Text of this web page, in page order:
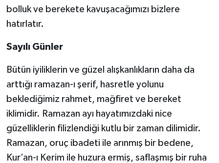
bolluk ve berekete kavuşacağımızı bizlere
hatırlatır.
Sayılı Günler
Bütün iyiliklerin ve güzel alışkanlıkların daha da
arttığı ramazan-ı şerif, hasretle yolunu
beklediğimiz rahmet, mağfiret ve bereket
iklimidir. Ramazan ayı hayatımızdaki nice
güzelliklerin filizlendiği kutlu bir zaman dilimidir.
Ramazan, oruç ibadeti ile arınmış bir bedene,
Kur’an-ı Kerim ile huzura ermiş, saflaşmış bir ruha
Hakkari Müftülüğü
Hatay Müftülüğü
Iğdır Müftülüğü
Isparta Müftülüğü
İstanbul Müftülüğü
İzmir Müftülüğü